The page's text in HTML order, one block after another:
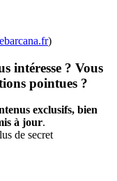
)
intéresse ? Vous
pointues ?
exclusifs, bien
à jour.
de secret